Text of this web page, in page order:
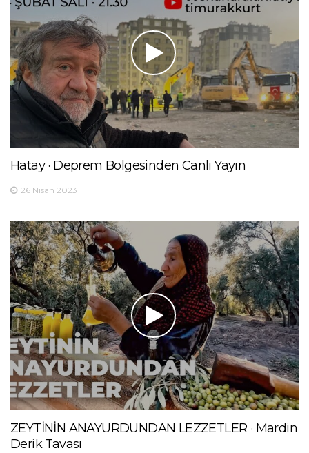
Hatay · Deprem Bölgesinden Canlı Yayın
26 Nisan 2023
ZEYTİNİN ANAYURDUNDAN LEZZETLER · Mardin
Derik Tavası